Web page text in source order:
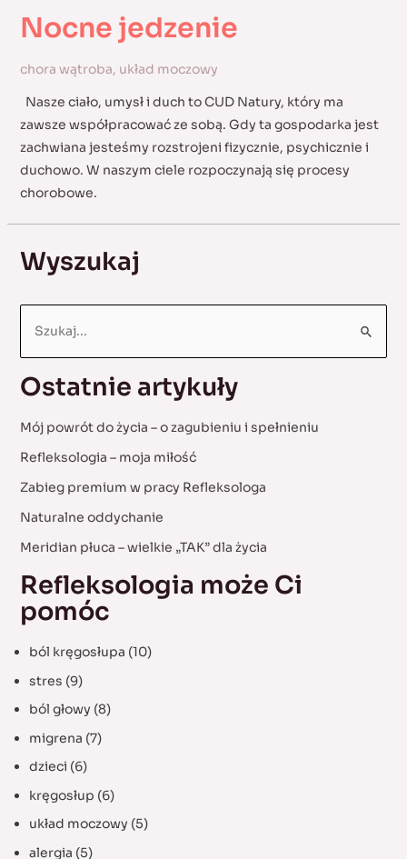
Nocne jedzenie
chora wątroba, układ moczowy
Nasze ciało, umysł i duch to CUD Natury, który ma
zawsze współpracować ze sobą. Gdy ta gospodarka jest
zachwiana jesteśmy rozstrojeni fizycznie, psychicznie i
duchowo. W naszym ciele rozpoczynają się procesy
chorobowe.
Wyszukaj
r
c
o
r
:
Ostatnie artykuły
Mój powrót do życia – o zagubieniu i spełnieniu
Refleksologia – moja miłość
Zabieg premium w pracy Refleksologa
Naturalne oddychanie
Meridian płuca – wielkie „TAK” dla życia
Refleksologia może Ci
pomóc
ból kręgosłupa (10)
stres (9)
ból głowy (8)
migrena (7)
dzieci (6)
kręgosłup (6)
układ moczowy (5)
alergia (5)